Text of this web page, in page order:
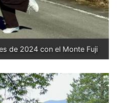
de 2024 con el Monte Fuji